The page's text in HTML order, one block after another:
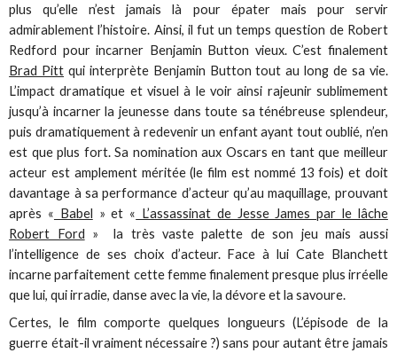
plus qu’elle n’est jamais là pour épater mais pour servir
admirablement l’histoire. Ainsi, il fut un temps question de Robert
Redford pour incarner Benjamin Button vieux. C’est finalement
Brad Pitt qui interprète Benjamin Button tout au long de sa vie.
L’impact dramatique et visuel à le voir ainsi rajeunir sublimement
jusqu’à incarner la jeunesse dans toute sa ténébreuse splendeur,
puis dramatiquement à redevenir un enfant ayant tout oublié, n’en
est que plus fort. Sa nomination aux Oscars en tant que meilleur
acteur est amplement méritée (le film est nommé 13 fois) et doit
davantage à sa performance d’acteur qu’au maquillage, prouvant
après « Babel » et « L’assassinat de Jesse James par le lâche
Robert Ford » la très vaste palette de son jeu mais aussi
l’intelligence de ses choix d’acteur. Face à lui Cate Blanchett
incarne parfaitement cette femme finalement presque plus irréelle
que lui, qui irradie, danse avec la vie, la dévore et la savoure.
Certes, le film comporte quelques longueurs (L’épisode de la
guerre était-il vraiment nécessaire ?) sans pour autant être jamais